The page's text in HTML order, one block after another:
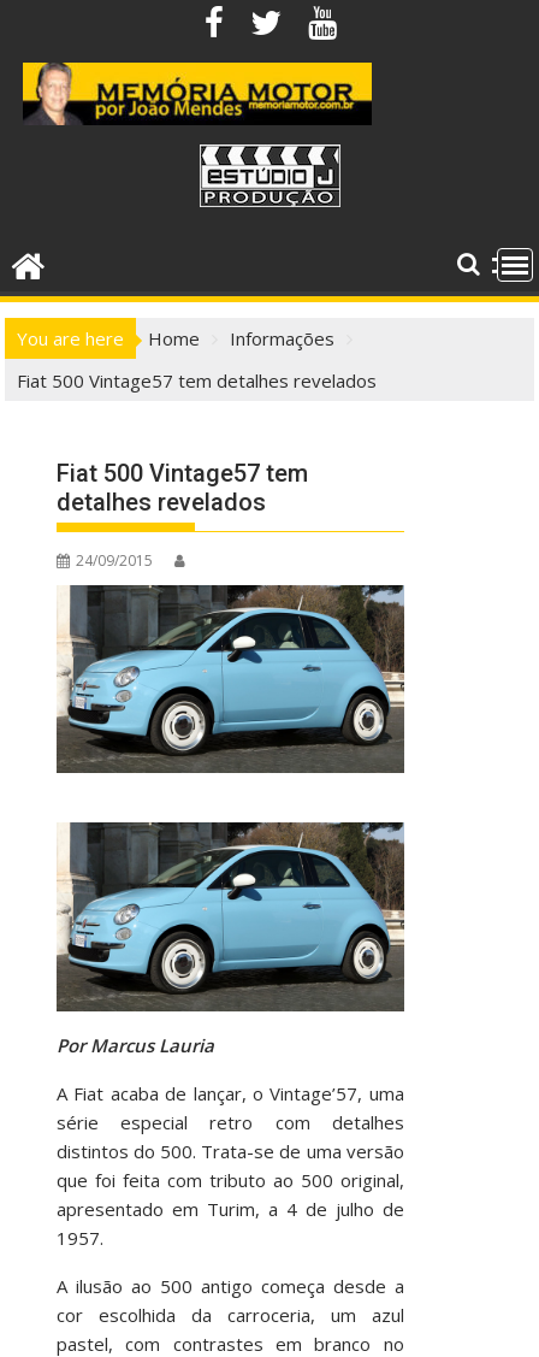
content
You are here Home
Informações
Fiat 500 Vintage57 tem detalhes revelados
Fiat 500 Vintage57 tem
detalhes revelados
24/09/2015
Por Marcus Lauria
A Fiat acaba de lançar, o Vintage’57, uma
série especial retro com detalhes
distintos do 500. Trata-se de uma versão
que foi feita com tributo ao 500 original,
apresentado em Turim, a 4 de julho de
1957.
A ilusão ao 500 antigo começa desde a
cor escolhida da carroceria, um azul
pastel, com contrastes em branco no